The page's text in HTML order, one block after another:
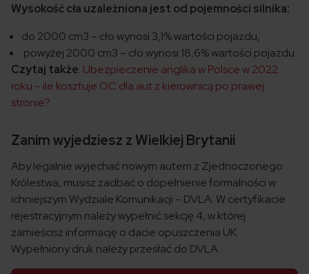
Wysokość cła uzależniona jest od pojemności silnika:
do 2000 cm3 – cło wynosi 3,1% wartości pojazdu,
powyżej 2000 cm3 – cło wynosi 18,6% wartości pojazdu.
Czytaj także: Ubezpieczenie anglika w Polsce w 2022
roku – ile kosztuje OC dla aut z kierownicą po prawej
stronie?
Zanim wyjedziesz z Wielkiej Brytanii
Aby legalnie wyjechać nowym autem z Zjednoczonego
Królestwa, musisz zadbać o dopełnienie formalności w
ichniejszym Wydziale Komunikacji – DVLA. W certyfikacie
rejestracyjnym należy wypełnić sekcję 4, w której
zamieścisz informację o dacie opuszczenia UK.
Wypełniony druk należy przesłać do DVLA.